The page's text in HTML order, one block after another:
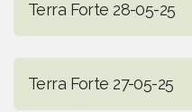
Terra Forte 28-05-25
Terra Forte 27-05-25